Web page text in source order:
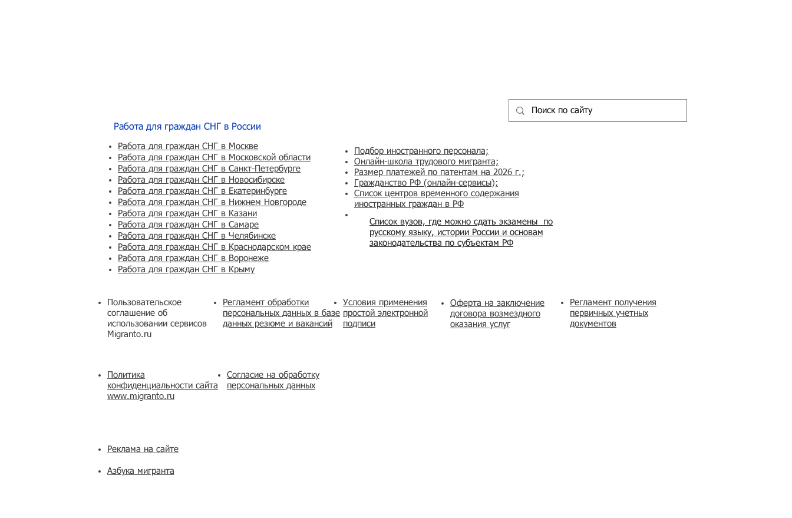
Работа для граждан СНГ в России
Работа для граждан СНГ в Москве
Работа для граждан СНГ в Московской области
Работа для граждан СНГ в Санкт-Петербурге
Работа для граждан СНГ в Новосибирске
Работа для граждан СНГ в Екатеринбурге
Работа для граждан СНГ в Нижнем Новгороде
Работа для граждан СНГ в Казани
Работа для граждан СНГ в Самаре
Работа для граждан СНГ в Челябинске
Работа для граждан СНГ в Краснодарском крае
Работа для граждан СНГ в Воронеже
Работа для граждан СНГ в Крыму
Пользовательское
соглашение об
использовании сервисов
Migranto.ru
Регламент обработки
персональных данных в базе
данных резюме и вакансий
Политика
конфиденциальности сайта
www.migranto.ru
Согласие на обработку
персональных данных
Реклама на сайте
Азбука мигранта
Список вузов, где можно сдать экзамены по
русскому языку, истории России и основам
законодательства по субъектам РФ
Подбор иностранного персонала;
Онлайн-школа трудового мигранта;
Размер платежей по патентам на 2026 г.;
Гражданство РФ (онлайн-сервисы);
Список центров временного содержания
иностранных граждан в РФ
Условия применения
простой электронной
подписи
​Оферта на заключение
договора возмездного
оказания услуг
Регламент получения
первичных учетных
документов